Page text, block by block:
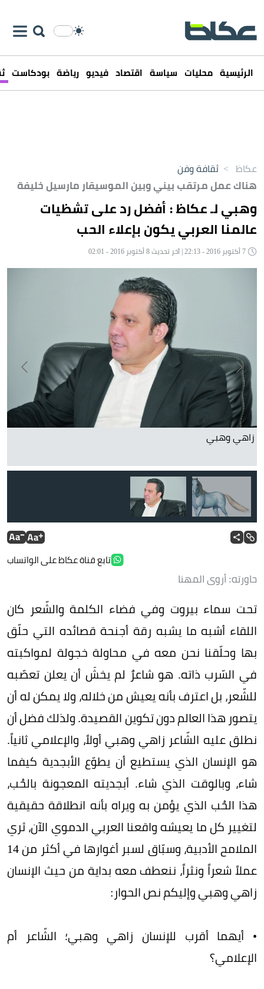
الرئيسية محليات سياسة اقتصاد فيديو رياضة بودكاست
عكاظ > ثقافة وفن
هناك عمل مرتقب بيني وبين الموسيقار مارسيل خليفة
وهبي لـ عكاظ : أفضل رد على تشظيات
عالمنا العربي يكون بإعلاء الحب
زاهي وهبي
تابع قناة عكاظ على الواتساب
حاورته: أروى المهنا
تحت سماء بيروت وفي فضاء الكلمة والشّعر كان
اللقاء أشبه ما يشبه رقة أجنحة قصائده التي حلّق
بها وحلّقنا نحن معه في محاولة خجولة لمواكبته
في السّرب ذاته. هو شاعرٌ لم يخشَ أن يعلن تعصّبه
للشّعر، بل اعترف بأنه يعيش من خلاله، ولا يمكن له أن
يتصور هذا العالم دون تكوين القصيدة. ولذلك فضل أن
نطلق عليه الشّاعر زاهي وهبي أولاً، والإعلامي ثانياً.
هو الإنسان الذي يستطيع أن يطوّع الأبجدية كيفما
شاء، وبالوقت الذي شاء. أبجديته المعجونة بالحُب،
هذا الحُب الذي يؤمن به ويراه بأنه انطلاقة حقيقية
لتغيير كل ما يعيشه واقعنا العربي الدموي الآن، ثري
الملامح الأدبية، وسبّاق لسبر أغوارها في أكثر من 14
عملاً شعراً ونثراً، ننعطف معه بداية من حيث الإنسان
زاهي وهبي وإليكم نص الحوار:
• أيهما أقرب للإنسان زاهي وهبي؛ الشّاعر أم
الإعلامي؟